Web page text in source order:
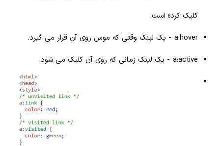
کلیک کرده است.
a:hover - یک لینک وقتی که موس روی آن قرار می گیرد.
a:active - یک لینک زمانی که روی آن کلیک می شود.